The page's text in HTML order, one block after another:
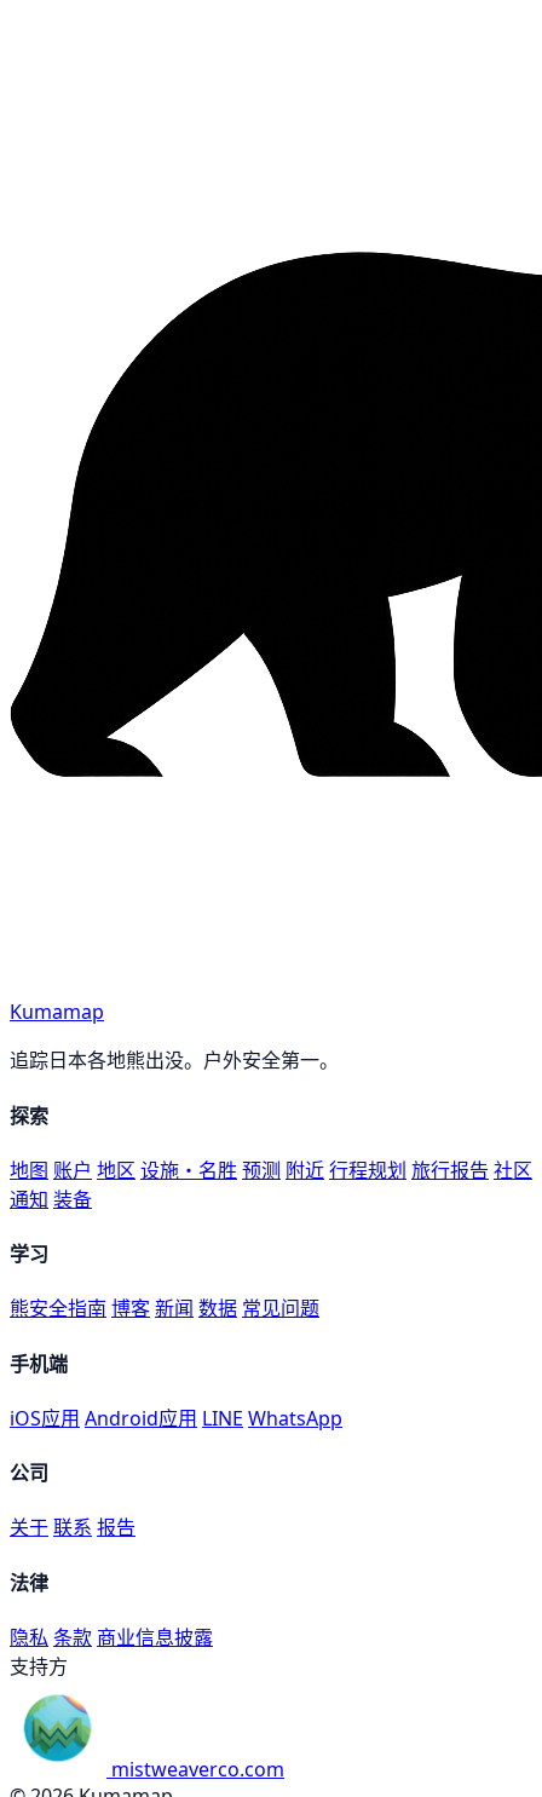
Kumamap
追踪日本各地熊出没。户外安全第一。
探索
地图 账户 地区 设施・名胜 预测 附近行程规划 旅行报告 社区
通知 装备
学习
熊安全指南 博客新闻 数据 常见问题
手机端
iOS应用 Android应用 LINE WhatsApp
公司
关于联系 报告
法律
隐私 条款 商业信息披露
支持方
mistweaverco.com